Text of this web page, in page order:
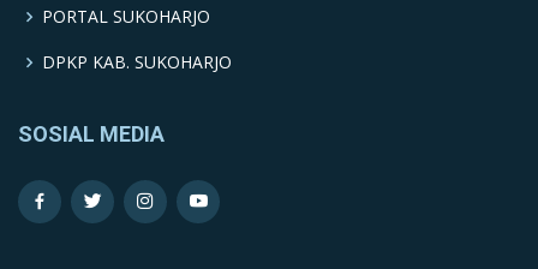
PORTAL SUKOHARJO
DPKP KAB. SUKOHARJO
SOSIAL MEDIA